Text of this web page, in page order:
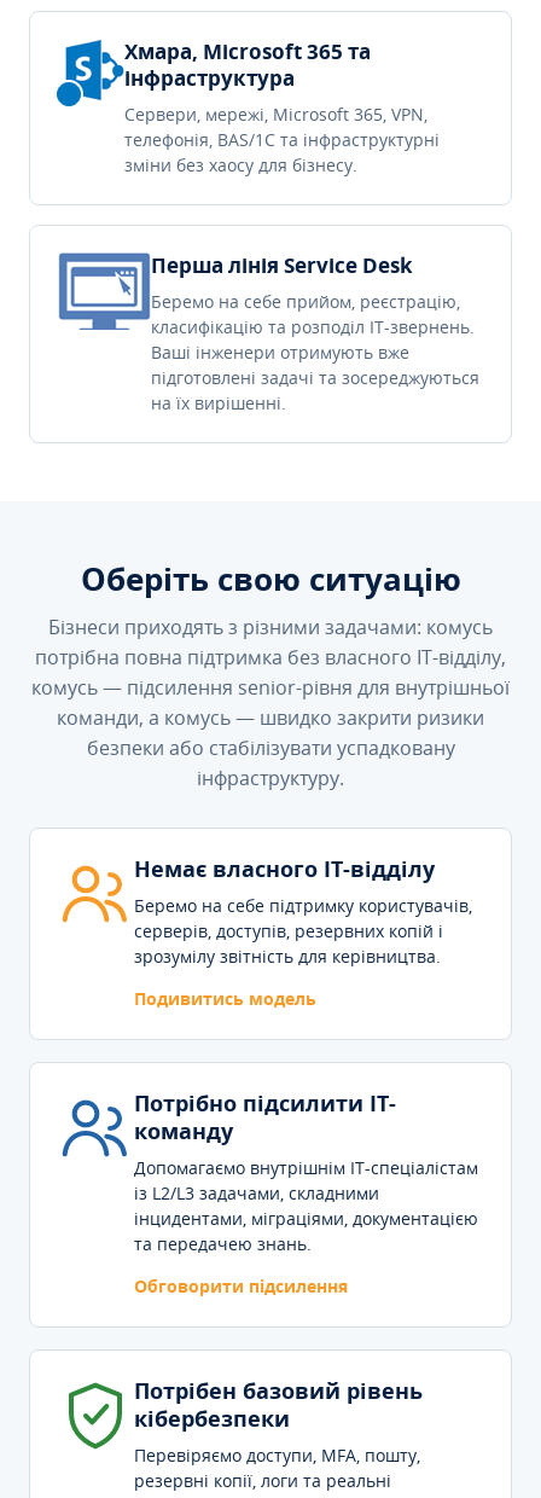
Хмара, Microsoft 365 та
інфраструктура
Сервери, мережі, Microsoft 365, VPN,
телефонія, BAS/1C та інфраструктурні
зміни без хаосу для бізнесу.
Перша лінія Service Desk
Беремо на себе прийом, реєстрацію,
класифікацію та розподіл IT-звернень.
Ваші інженери отримують вже
підготовлені задачі та зосереджуються
на їх вирішенні.
Оберіть свою ситуацію
Бізнеси приходять з різними задачами: комусь
потрібна повна підтримка без власного IT-відділу,
комусь — підсилення senior-рівня для внутрішньої
команди, а комусь — швидко закрити ризики
безпеки або стабілізувати успадковану
інфраструктуру.
Немає власного IT-відділу
Беремо на себе підтримку користувачів,
серверів, доступів, резервних копій і
зрозумілу звітність для керівництва.
Подивитись модель
Потрібно підсилити IT-
команду
Допомагаємо внутрішнім IT-спеціалістам
із L2/L3 задачами, складними
інцидентами, міграціями, документацією
та передачею знань.
Обговорити підсилення
Потрібен базовий рівень
кібербезпеки
Перевіряємо доступи, MFA, пошту,
резервні копії, логи та реальні